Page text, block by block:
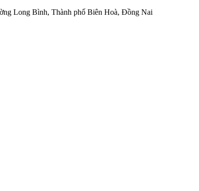
Long Bình, Thành phố Biên Hoà, Đồng Nai